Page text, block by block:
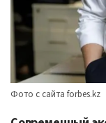
Фото с сайта forbes.kz